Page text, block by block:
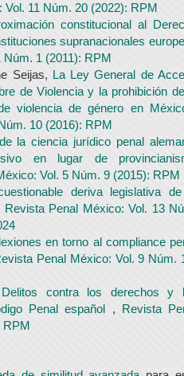
11 Núm. 20 (2022): RPM
constitucional al
supranacionales
1 (2011): RPM
Seijas, La Ley General de
de Violencia y la prohibición
violencia de género en
10 (2016): RPM
la ciencia jurídico penal
en lugar de
Vol. 5 Núm. 9 (2015): RPM
deriva legislativa
Revista Penal México: Vol. 13
en torno al compliance
Penal México: Vol. 9 Núm.
Delitos contra los derechos y
Penal español , Revista
RPM